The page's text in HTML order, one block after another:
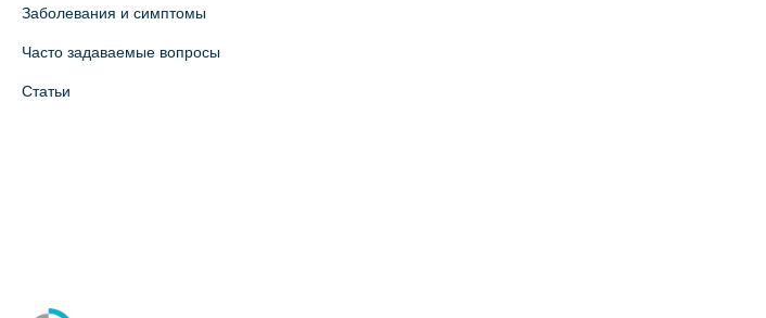
Заболевания и симптомы
Часто задаваемые вопросы
Статьи